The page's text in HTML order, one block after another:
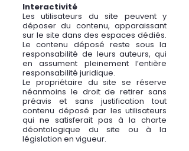
Interactivité
Les utilisateurs du site peuvent y
déposer du contenu, apparaissant
sur le site dans des espaces dédiés.
Le contenu déposé reste sous la
responsabilité de leurs auteurs, qui
en assument pleinement l’entière
responsabilité juridique.
Le propriétaire du site se réserve
néanmoins le droit de retirer sans
préavis et sans justification tout
contenu déposé par les utilisateurs
qui ne satisferait pas à la charte
déontologique du site ou à la
législation en vigueur.